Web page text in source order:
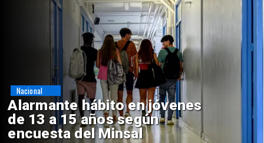
Aprueban creación del Parque
Sebastián Piñera con inversión
de $4 mil millones
Regiones